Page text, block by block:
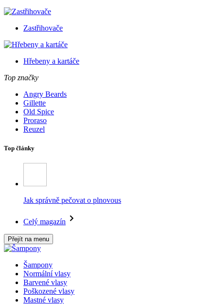
Zastřihovače
Hřebeny a kartáče
Top značky
Angry Beards
Gillette
Old Spice
Proraso
Reuzel
Top články
Jak správně pečovat o plnovous
Celý magazín
Přejít na menu
Šampony
Normální vlasy
Barvené vlasy
Poškozené vlasy
Mastné vlasy